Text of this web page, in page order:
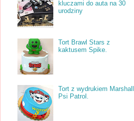
kluczami do auta na 30
urodziny
Tort Brawl Stars z
kaktusem Spike.
Tort z wydrukiem Marshall
Psi Patrol.